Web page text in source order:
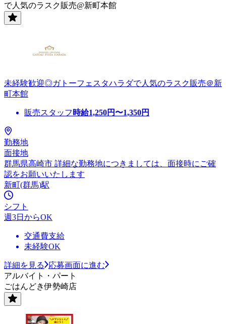
で人気のラスク販売@新町本館
未経験歓迎◎ガトーフェスタハラダで人気のラスク販売＠新
町本館
販売スタッフ 時給1,250円〜1,350円
勤務地
面接地
群馬県高崎市 詳細な勤務地につきましては、面接時にご確
認をお願いいたします
新町(群馬)駅
シフト
週3日からOK
交通費支給
未経験OK
詳細を見る
応募画面に進む
アルバイト・パート
ごはんどき伊勢崎店